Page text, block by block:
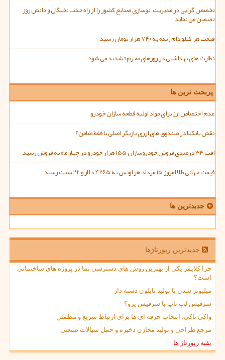
تخصص گرایی در مدیریت، نوسازی صنایع کشور را از راه جذب نخبگان و دانش روز
تضمین می نماید
قیمت هر کیلو دام زنده به ۷۴۰ هزار تومان رسید
نظارت های بهداشتی در روزهای محرم تشدید می شود
پربحث ترین ها
عدم اختصاص ارز برای مواد اولیه قطعه سازان خودرو
نقش بانکها در صندوق های ارزی بازیگر اصلی یا فقط ضامن؟
افت ۳۴ درصدی فروش خودروسازان ۱۵۵ هزار خودرو در چهار ماه به فروش رسید
قیمت جهانی طلا امروز ۱۵ مرداد هر اونس به ۴۲۶۵ دلار و ۲۲ سنت رسید
جدیدترین ها
جدیدترین رپورتاژها
چرا کلایمر یکی از بهترین روش های دسترسی نما در پروژه های ساختمانی
است؟
میلیونر شدن با تولید نایلون دسته دار
سرفیس لپ تاپ یا سرفیس پرو؟
واکی تاکی، انتخاب حرفه ای ها برای ارتباط سریع و مطمئن
مرجع طراحی و تولید مخازن ذخیره و حمل سیالات صنعتی
بقیه رپورتاژ ها